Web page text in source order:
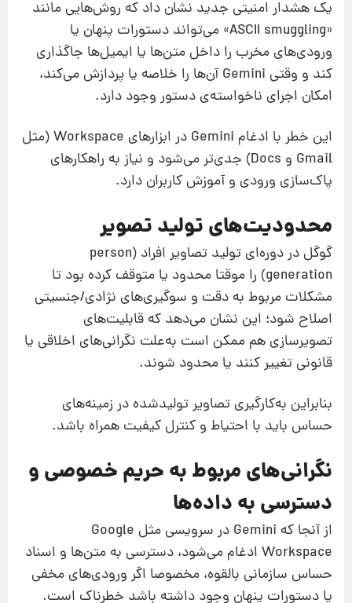
یک هشدار امنیتی جدید نشان داد که روش‌هایی مانند
«ASCII smuggling» می‌تواند دستورات پنهان یا
ورودی‌های مخرب را داخل متن‌ها یا ایمیل‌ها جاگذاری
کند و وقتی Gemini آن‌ها را خلاصه یا پردازش می‌کند،
امکان اجرای ناخواسته‌ی دستور وجود دارد.
این خطر با ادغام Gemini در ابزارهای Workspace (مثل
Gmail و Docs) جدی‌تر می‌شود و نیاز به راهکارهای
پاک‌سازی ورودی و آموزش کاربران دارد.
محدودیت‌های تولید تصویر
گوگل در دوره‌ای تولید تصاویر افراد (person
generation) را موقتا محدود یا متوقف کرده بود تا
مشکلات مربوط به دقت و سوگیری‌های نژادی/جنسیتی
اصلاح شود؛ این نشان می‌دهد که قابلیت‌های
تصویر‌سازی هم ممکن است به‌علت نگرانی‌های اخلاقی یا
قانونی تغییر کنند یا محدود شوند.
بنابراین به‌کارگیری تصاویر تولیدشده در زمینه‌های
حساس باید با احتیاط و کنترل کیفیت همراه باشد.
نگرانی‌های مربوط به حریم خصوصی و
دسترسی به داده‌ها
از آنجا که Gemini در سرویسی مثل Google
Workspace ادغام می‌شود، دسترسی به متن‌ها و اسناد
حساس سازمانی بالقوه، مخصوصا اگر ورودی‌های مخفی
یا دستورات پنهان وجود داشته باشد خطرناک است.